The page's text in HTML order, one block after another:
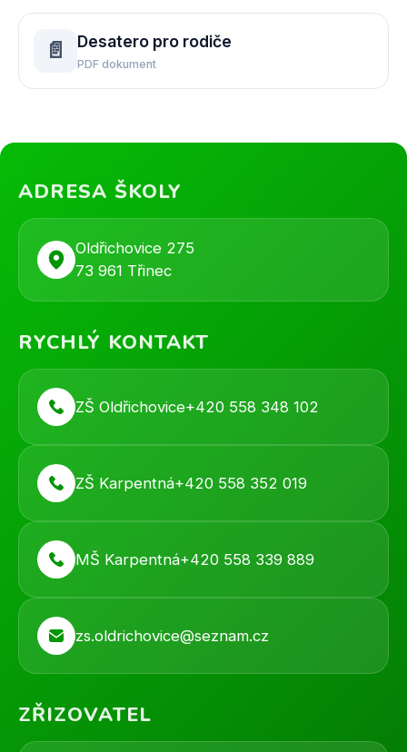
📄 Desatero pro rodiče
PDF dokument
ADRESA ŠKOLY
Oldřichovice 275
73 961 Třinec
RYCHLÝ KONTAKT
ZŠ Oldřichovice+420 558 348 102
ZŠ Karpentná+420 558 352 019
MŠ Karpentná+420 558 339 889
zs.oldrichovice@seznam.cz
ZŘIZOVATEL